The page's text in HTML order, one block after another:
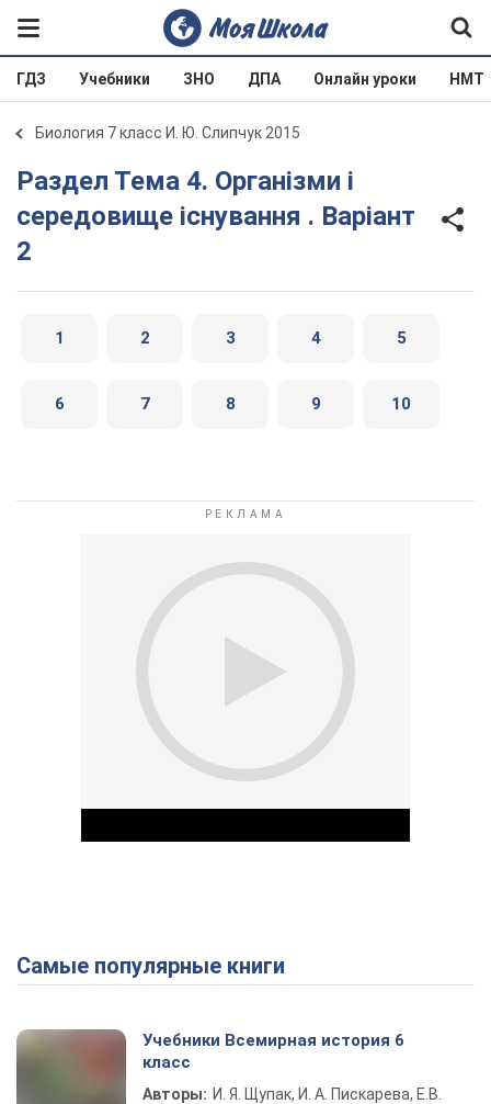
ГДЗ Учебники ЗНО ДПА Онлайн уроки НМТ
Биология 7 класс И. Ю. Слипчук 2015
Раздел Тема 4. Організми і
середовище існування . Варіант
2
1 2 3 4 5
6 7 8 9 10
Play Video
Самые популярные книги
Учебники Всемирная история 6
класс
Авторы: И. Я. Щупак, И. А. Пискарева, Е.В.